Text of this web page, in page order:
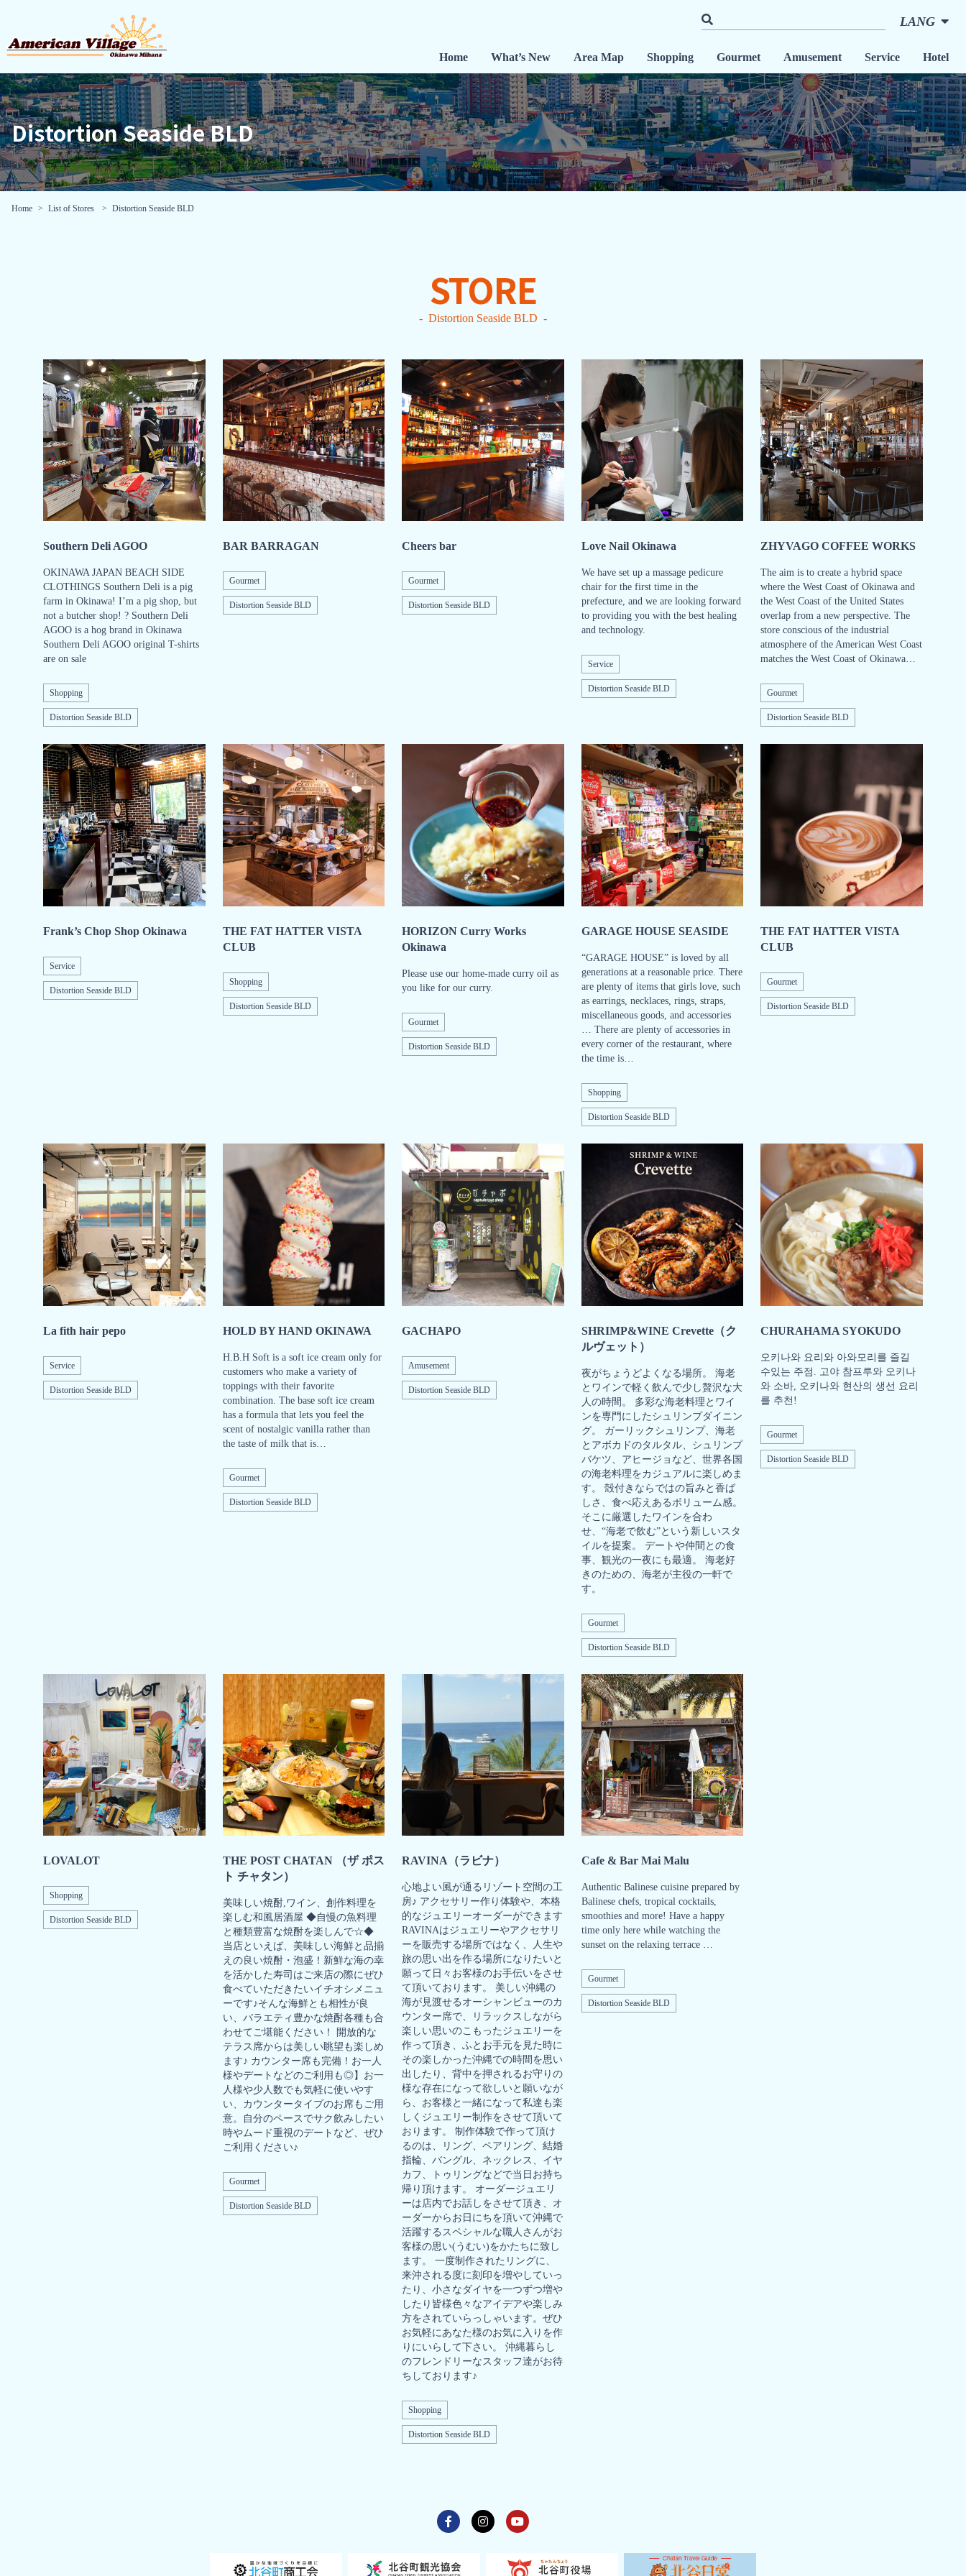
LANG
Home What’s New Area Map Shopping Gourmet Amusement Service Hotel
Distortion Seaside BLD
Home List of Stores Distortion Seaside BLD
STORE
Distortion Seaside BLD
Southern Deli AGOO
OKINAWA JAPAN BEACH SIDE
CLOTHINGS Southern Deli is a pig
farm in Okinawa! I’m a pig shop, but
not a butcher shop! ? Southern Deli
AGOO is a hog brand in Okinawa
Southern Deli AGOO original T-shirts
are on sale
Shopping
Distortion Seaside BLD
BAR BARRAGAN
Gourmet
Distortion Seaside BLD
Cheers bar
Gourmet
Distortion Seaside BLD
Love Nail Okinawa
We have set up a massage pedicure
chair for the first time in the
prefecture, and we are looking forward
to providing you with the best healing
and technology.
Service
Distortion Seaside BLD
ZHYVAGO COFFEE WORKS
The aim is to create a hybrid space
where the West Coast of Okinawa and
the West Coast of the United States
overlap from a new perspective. The
store conscious of the industrial
atmosphere of the American West Coast
matches the West Coast of Okinawa…
Gourmet
Distortion Seaside BLD
Frank’s Chop Shop Okinawa
Service
Distortion Seaside BLD
THE FAT HATTER VISTA
CLUB
Shopping
Distortion Seaside BLD
HORIZON Curry Works
Okinawa
Please use our home-made curry oil as
you like for our curry.
Gourmet
Distortion Seaside BLD
GARAGE HOUSE SEASIDE
“GARAGE HOUSE” is loved by all
generations at a reasonable price. There
are plenty of items that girls love, such
as earrings, necklaces, rings, straps,
miscellaneous goods, and accessories
… There are plenty of accessories in
every corner of the restaurant, where
the time is…
Shopping
Distortion Seaside BLD
THE FAT HATTER VISTA
CLUB
Gourmet
Distortion Seaside BLD
La fith hair pepo
Service
Distortion Seaside BLD
HOLD BY HAND OKINAWA
H.B.H Soft is a soft ice cream only for
customers who make a variety of
toppings with their favorite
combination. The base soft ice cream
has a formula that lets you feel the
scent of nostalgic vanilla rather than
the taste of milk that is…
Gourmet
Distortion Seaside BLD
GACHAPO
Amusement
Distortion Seaside BLD
SHRIMP&WINE Crevette（ク
ルヴェット）
夜がちょうどよくなる場所。 海老
とワインで軽く飲んで少し贅沢な大
人の時間。 多彩な海老料理とワイ
ンを専門にしたシュリンプダイニン
グ。 ガーリックシュリンプ、海老
とアボカドのタルタル、シュリンプ
バケツ、アヒージョなど、世界各国
の海老料理をカジュアルに楽しめま
す。 殻付きならではの旨みと香ば
しさ、食べ応えあるボリューム感。
そこに厳選したワインを合わ
せ、“海老で飲む”という新しいスタ
イルを提案。 デートや仲間との食
事、観光の一夜にも最適。 海老好
きのための、海老が主役の一軒で
す。
Gourmet
Distortion Seaside BLD
CHURAHAMA SYOKUDO
오키나와 요리와 아와모리를 즐길
수있는 주점. 고야 참프루와 오키나
와 소바, 오키나와 현산의 생선 요리
를 추천!
Gourmet
Distortion Seaside BLD
LOVALOT
Shopping
Distortion Seaside BLD
THE POST CHATAN （ザ ポス
ト チャタン）
美味しい焼酎,ワイン、創作料理を
楽しむ和風居酒屋 ◆自慢の魚料理
と種類豊富な焼酎を楽しんで☆◆
当店といえば、美味しい海鮮と品揃
えの良い焼酎・泡盛！新鮮な海の幸
を活かした寿司はご来店の際にぜひ
食べていただきたいイチオシメニュ
ーです♪そんな海鮮とも相性が良
い、バラエティ豊かな焼酎各種も合
わせてご堪能ください！ 開放的な
テラス席からは美しい眺望も楽しめ
ます♪ カウンター席も完備！お一人
様やデートなどのご利用も◎】お一
人様や少人数でも気軽に使いやす
い、カウンタータイプのお席もご用
意。自分のペースでサク飲みしたい
時やムード重視のデートなど、ぜひ
ご利用ください♪
Gourmet
Distortion Seaside BLD
RAVINA（ラビナ）
心地よい風が通るリゾート空間の工
房♪ アクセサリー作り体験や、本格
的なジュエリーオーダーができます
RAVINAはジュエリーやアクセサリ
ーを販売する場所ではなく、人生や
旅の思い出を作る場所になりたいと
願って日々お客様のお手伝いをさせ
て頂いております。 美しい沖縄の
海が見渡せるオーシャンビューのカ
ウンター席で、リラックスしながら
楽しい思いのこもったジュエリーを
作って頂き、ふとお手元を見た時に
その楽しかった沖縄での時間を思い
出したり、背中を押されるお守りの
様な存在になって欲しいと願いなが
ら、お客様と一緒になって私達も楽
しくジュエリー制作をさせて頂いて
おります。 制作体験で作って頂け
るのは、リング、ペアリング、結婚
指輪、バングル、ネックレス、イヤ
カフ、トゥリングなどで当日お持ち
帰り頂けます。 オーダージュエリ
ーは店内でお話しをさせて頂き、オ
ーダーからお日にちを頂いて沖縄で
活躍するスペシャルな職人さんがお
客様の思い(うむい)をかたちに致し
ます。 一度制作されたリングに、
来沖される度に刻印を増やしていっ
たり、小さなダイヤを一つずつ増や
したり皆様色々なアイデアや楽しみ
方をされていらっしゃいます。ぜひ
お気軽にあなた様のお気に入りを作
りにいらして下さい。 沖縄暮らし
のフレンドリーなスタッフ達がお待
ちしております♪
Shopping
Distortion Seaside BLD
Cafe & Bar Mai Malu
Authentic Balinese cuisine prepared by
Balinese chefs, tropical cocktails,
smoothies and more! Have a happy
time only here while watching the
sunset on the relaxing terrace …
Gourmet
Distortion Seaside BLD